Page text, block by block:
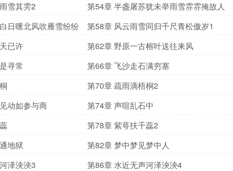
雪其雱2
第54章 半盏屠苏犹未举雨雪雰雰掩故人
日曛北风吹雁雪纷纷 第58章 风云雨雪同归千尺青松傲岁1
已许
第62章 野原一古榕叶送往来风
寻常
第66章 飞沙走石满穷塞
第70章 疏雨滴梧桐2
动如参与商
第74章 声喧乱石中
第78章 紫萼扶千蕊2
地狱
第82章 梦中梦见梦中人
泽泱泱3
第86章 水近无声河泽泱泱4